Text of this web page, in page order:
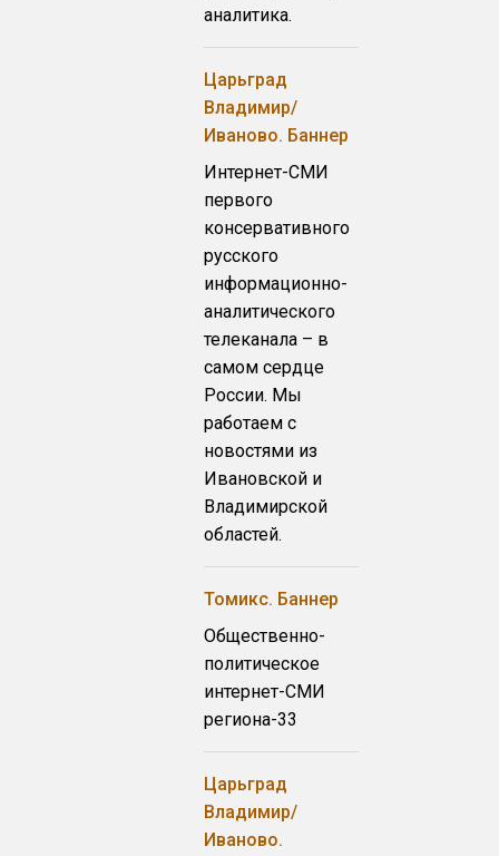
аналитика.
Царьград
Владимир/
Иваново. Баннер
Интернет-СМИ
первого
консервативного
русского
информационно-
аналитического
телеканала – в
самом сердце
России. Мы
работаем с
новостями из
Ивановской и
Владимирской
областей.
Томикс. Баннер
Общественно-
политическое
интернет-СМИ
региона-33
Царьград
Владимир/
Иваново.